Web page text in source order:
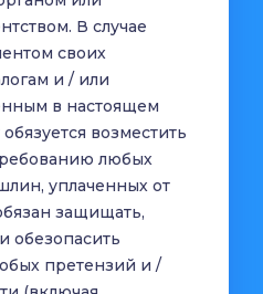
В случае
своих
и / или
в настоящем
возместить
любых
уплаченных от
защищать,
обезопасить
претензий и /